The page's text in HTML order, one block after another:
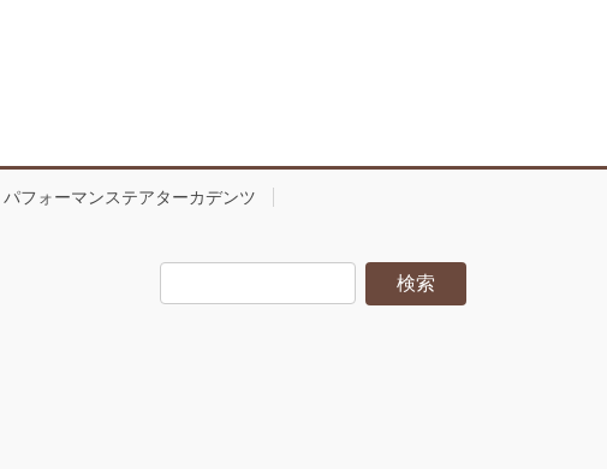
パフォーマンステアターカデンツ